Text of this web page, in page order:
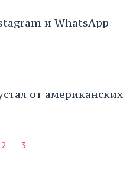
и WhatsApp
от американских
2 3